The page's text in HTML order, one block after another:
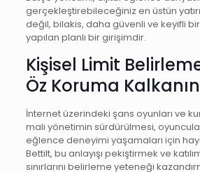
gerçekleştirebileceğiniz en üstün
değil, bilakis, daha güvenli ve keyifli
yapılan planlı bir girişimdir.
Kişisel Limit
Öz Koruma
İnternet üzerindeki şans oyunları ve
mali yönetimin sürdürülmesi,
eğlence deneyimi yaşamaları için
Bettilt, bu anlayışı pekiştirmek ve
sınırlarını belirleme yeteneği